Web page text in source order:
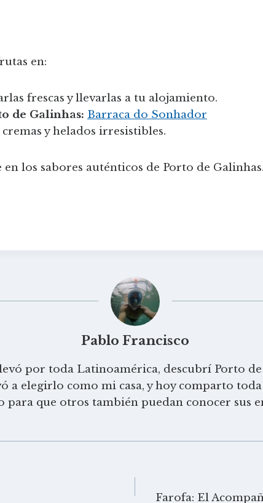
en:
frescas y llevarlas a tu alojamiento.
de Galinhas: Barraca do Sonhador
y helados irresistibles.
los sabores auténticos de Porto de
Pablo Francisco
por toda Latinoamérica, descubrí Porto de
a elegirlo como mi casa, y hoy comparto
para que otros también puedan conocer sus
Farofa: El